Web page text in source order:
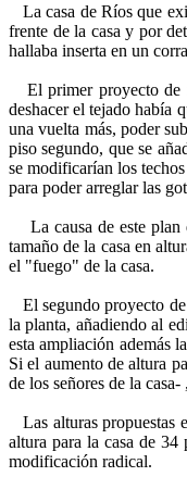
La casa de Ríos que
frente de la casa y por
hallaba inserta en un
El primer proyecto de
deshacer el tejado había
una vuelta más, poder
piso segundo, que se
se modificarían los
para poder arreglar las
La causa de este plan
tamaño de la casa en
el "fuego" de la casa.
El segundo proyecto de
la planta, añadiendo al
esta ampliación además
Si el aumento de altura
de los señores de la
Las alturas propuestas
altura para la casa de
modificación radical.